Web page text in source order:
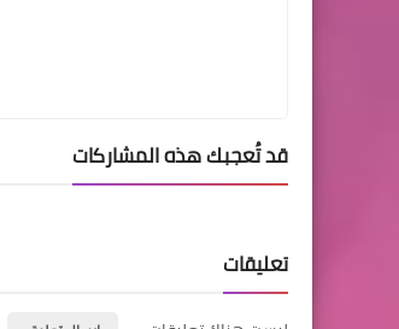
قد تُعجبك هذه المشاركات
تعليقات